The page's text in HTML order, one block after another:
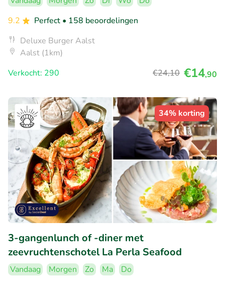
9.2
Perfect • 158 beoordelingen
Deluxe Burger Aalst
Aalst (1km)
Verkocht: 290
€24,10 €14,90
34% korting
3-gangenlunch of -diner met
zeevruchtenschotel La Perla Seafood
Vandaag Morgen Zo Ma
Do